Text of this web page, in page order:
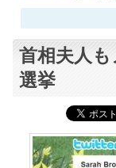
首相夫人
選挙